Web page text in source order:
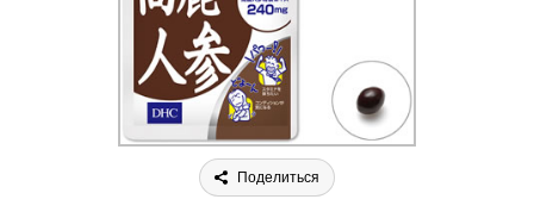
Поделиться